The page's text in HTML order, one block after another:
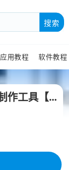
搜索
应用教程 软件教程
U大师U盘启动盘制作工具【附教程】